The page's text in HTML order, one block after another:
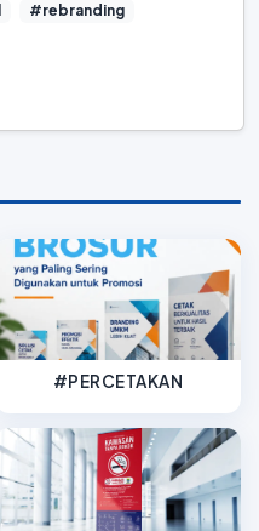
#rebranding
#PERCETAKAN